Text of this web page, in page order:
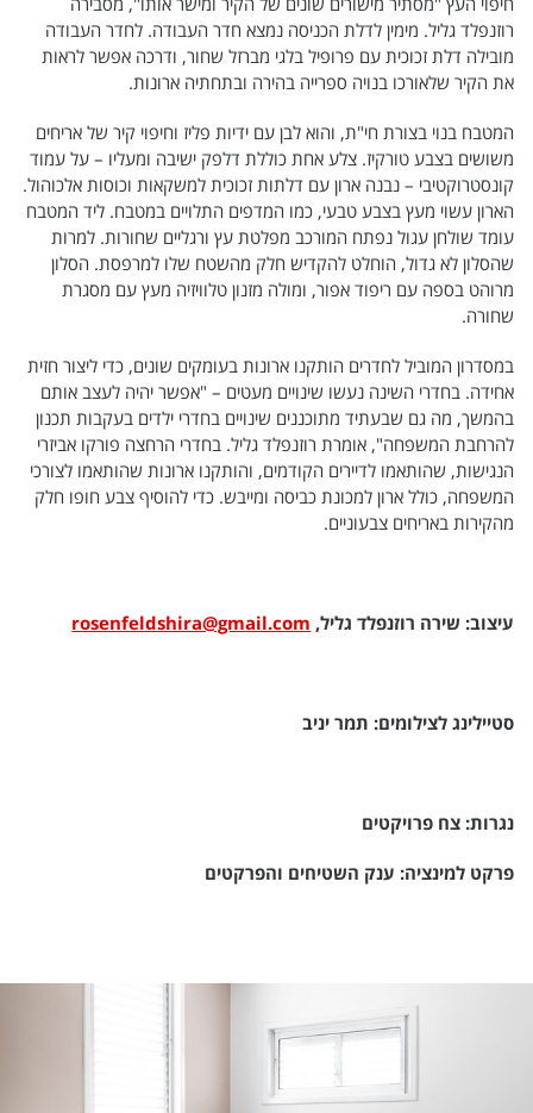
רוזנפלד גליל. מימין לדלת הכניסה נמצא חדר העבודה. לחדר העבודה
מובילה דלת זכוכית עם פרופיל בלגי מברזל שחור, ודרכה אפשר לראות
את הקיר שלאורכו בנויה ספרייה בהירה ובתחתיה ארונות.
המטבח בנוי בצורת חי"ת, והוא לבן עם ידיות פליז וחיפוי קיר של אריחים
משושים בצבע טורקיז. צלע אחת כוללת דלפק ישיבה ומעליו – על עמוד
קונסטרוקטיבי – נבנה ארון עם דלתות זכוכית למשקאות וכוסות אלכוהול.
הארון עשוי מעץ בצבע טבעי, כמו המדפים התלויים במטבח. ליד המטבח
עומד שולחן עגול נפתח המורכב מפלטת עץ ורגליים שחורות. למרות
שהסלון לא גדול, הוחלט להקדיש חלק מהשטח שלו למרפסת. הסלון
מרוהט בספה עם ריפוד אפור, ומולה מזנון טלוויזיה מעץ עם מסגרת
שחורה.
במסדרון המוביל לחדרים הותקנו ארונות בעומקים שונים, כדי ליצור חזית
אחידה. בחדרי השינה נעשו שינויים מעטים – "אפשר יהיה לעצב אותם
בהמשך, מה גם שבעתיד מתוכננים שינויים בחדרי ילדים בעקבות תכנון
להרחבת המשפחה", אומרת רוזנפלד גליל. בחדרי הרחצה פורקו אביזרי
הנגישות, שהותאמו לדיירים הקודמים, והותקנו ארונות שהותאמו לצורכי
המשפחה, כולל ארון למכונת כביסה ומייבש. כדי להוסיף צבע חופו חלק
מהקירות באריחים צבעוניים.
עיצוב: שירה רוזנפלד גליל, rosenfeldshira@gmail.com
סטיילינג לצילומים: תמר יניב
נגרות: צח פרויקטים
פרקט למינציה: ענק השטיחים והפרקטים